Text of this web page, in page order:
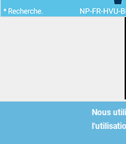
Nous